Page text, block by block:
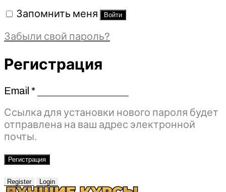
Запомнить меня Войти
Забыли свой пароль?
Регистрация
Email *Обязательно
Ссылка для установки нового пароля будет
отправлена ​​на ваш адрес электронной
почты.
Регистрация
Register Login